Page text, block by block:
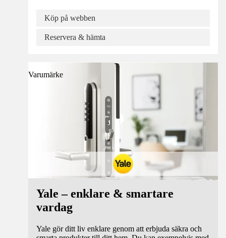
Köp på webben
Reservera & hämta
Varumärke
Yale – enklare & smartare
vardag
Yale gör ditt liv enklare genom att erbjuda säkra och